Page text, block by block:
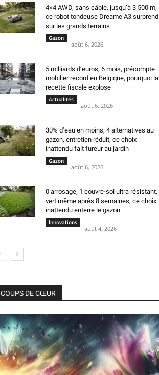
4×4 AWD, sans câble, jusqu’à 3 500 m,
ce robot tondeuse Dreame A3 surprend
sur les grands terrains
Gazon
août 6, 2026
5 milliards d’euros, 6 mois, précompte
mobilier record en Belgique, pourquoi la
recette fiscale explose
Actualités
août 6, 2026
30% d’eau en moins, 4 alternatives au
gazon, entretien réduit, ce choix
inattendu fait fureur au jardin
Gazon
août 6, 2026
0 arrosage, 1 couvre-sol ultra résistant,
vert même après 8 semaines, ce choix
inattendu enterre le gazon
Innovations
août 4, 2026
COUPS DE CŒUR